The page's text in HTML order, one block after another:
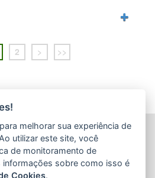
2 > >>
COMPLEMENTAR DO
SANTO (PREVES)
Coutinho, 180 - Salas 201 e
- Enseada do Suá
melhorar sua experiência de
utilizar este site, você
de monitoramento de
informações sobre como isso é
Cookies.